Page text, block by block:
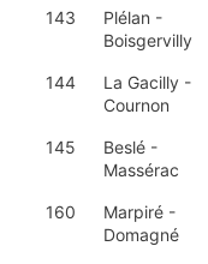
143
Plélan -
Boisgervilly
144
La Gacilly -
Cournon
145
Beslé -
Massérac
160
Marpiré -
Domagné